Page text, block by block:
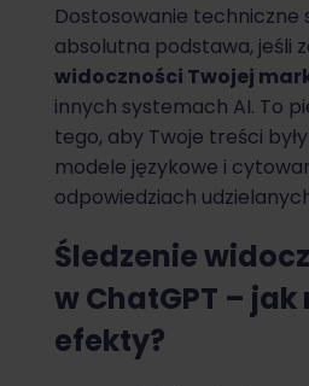
Dostosowanie techniczne
absolutna podstawa, jeśli
widoczności Twojej
innych systemach AI. To
tego, aby Twoje treści
modele językowe i
odpowiedziach
Śledzenie
w ChatGPT –
efekty?